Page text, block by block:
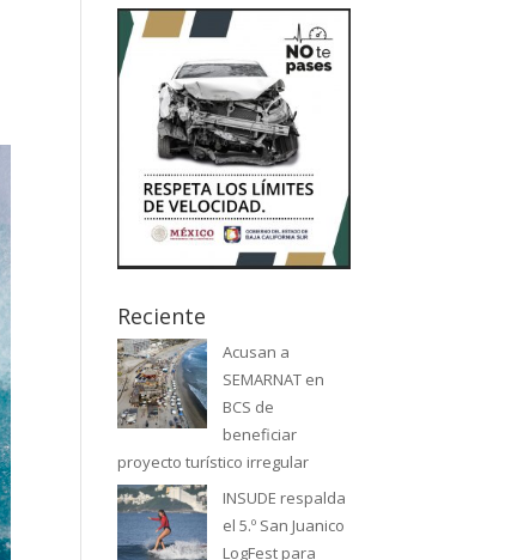
Reciente
Acusan a
SEMARNAT en
BCS de
beneficiar
proyecto turístico irregular
INSUDE respalda
el 5.º San Juanico
LogFest para